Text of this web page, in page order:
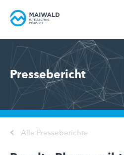
Pressebericht
Alle Presseberichte